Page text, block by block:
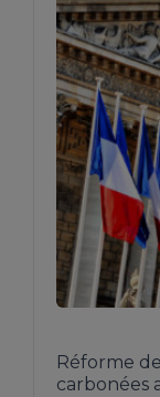
Réforme
carbonées